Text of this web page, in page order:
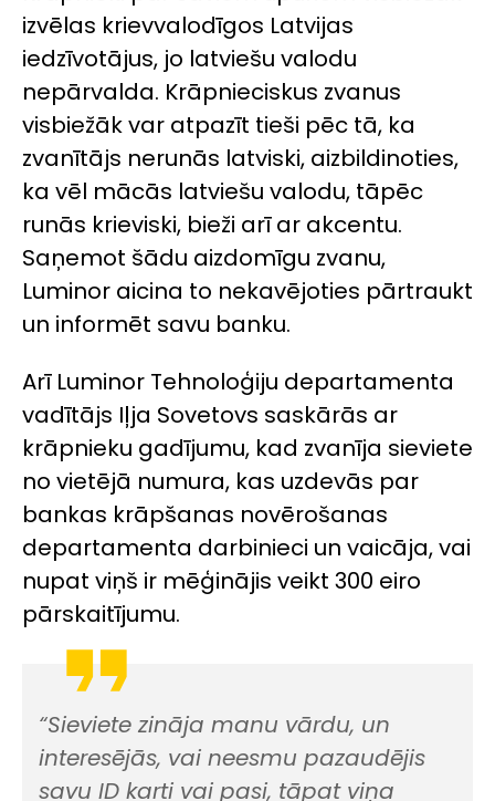
izvēlas krievvalodīgos Latvijas
iedzīvotājus, jo latviešu valodu
nepārvalda. Krāpnieciskus zvanus
visbiežāk var atpazīt tieši pēc tā, ka
zvanītājs nerunās latviski, aizbildinoties,
ka vēl mācās latviešu valodu, tāpēc
runās krieviski, bieži arī ar akcentu.
Saņemot šādu aizdomīgu zvanu,
Luminor aicina to nekavējoties pārtraukt
un informēt savu banku.
Arī Luminor Tehnoloģiju departamenta
vadītājs Iļja Sovetovs saskārās ar
krāpnieku gadījumu, kad zvanīja sieviete
no vietējā numura, kas uzdevās par
bankas krāpšanas novērošanas
departamenta darbinieci un vaicāja, vai
nupat viņš ir mēģinājis veikt 300 eiro
pārskaitījumu.
“Sieviete zināja manu vārdu, un
interesējās, vai neesmu pazaudējis
savu ID karti vai pasi, tāpat viņa